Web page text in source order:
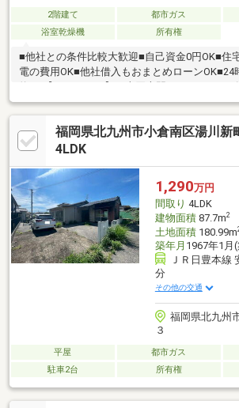
2階建て 都市ガス
浴室乾燥機
所有権
■他社との条件比較大歓迎■自己資金0円OK■住
電の費用OK■他社借入もおまとめローンOK■24
11月現在、全国711店舗※ビジネスチャンス（
店によくお問合せいただくお客様／■はじめて
営業されるのが苦手な方■ローンにご不安のあ
されたい方■小さなお子様連れや大家族の方■ワ
台・授乳スペース有。北九州イチ快適なお店
さい♪
福岡県北九州市小倉南区湯川新
4LDK
1,290万円
間取り 4LDK
建物面積87.7m2
土地面積180.99m
築年月 1967年1月
ＪＲ日豊本線
分
その他の交通
福岡県北九州
３
平屋 都市ガス
駐車2台
所有権